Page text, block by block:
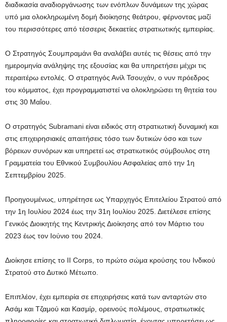
διαδικασία αναδιοργάνωσης των ενόπλων δυνάμεων της χώρας
υπό μια ολοκληρωμένη δομή διοίκησης θεάτρου, φέρνοντας μαζί
του περισσότερες από τέσσερις δεκαετίες στρατιωτικής εμπειρίας.
Ο Στρατηγός Σουμπραμάνι θα αναλάβει αυτές τις θέσεις από την
ημερομηνία ανάληψης της εξουσίας και θα υπηρετήσει μέχρι τις
περαιτέρω εντολές. Ο στρατηγός Ανίλ Τσουχάν, ο νυν πρόεδρος
του κόμματος, έχει προγραμματιστεί να ολοκληρώσει τη θητεία του
στις 30 Μαΐου.
Ο στρατηγός Subramani είναι ειδικός στη στρατιωτική δυναμική και
στις επιχειρησιακές απαιτήσεις τόσο των δυτικών όσο και των
βόρειων συνόρων και υπηρετεί ως στρατιωτικός σύμβουλος στη
Γραμματεία του Εθνικού Συμβουλίου Ασφαλείας από την 1η
Σεπτεμβρίου 2025.
Προηγουμένως, υπηρέτησε ως Υπαρχηγός Επιτελείου Στρατού από
την 1η Ιουλίου 2024 έως την 31η Ιουλίου 2025. Διετέλεσε επίσης
Γενικός Διοικητής της Κεντρικής Διοίκησης από τον Μάρτιο του
2023 έως τον Ιούνιο του 2024.
Διοίκησε επίσης το II Corps, το πρώτο σώμα κρούσης του Ινδικού
Στρατού στο Δυτικό Μέτωπο.
Επιπλέον, έχει εμπειρία σε επιχειρήσεις κατά των ανταρτών στο
Ασάμ και Τζαμού και Κασμίρ, ορεινούς πολέμους, στρατιωτικές